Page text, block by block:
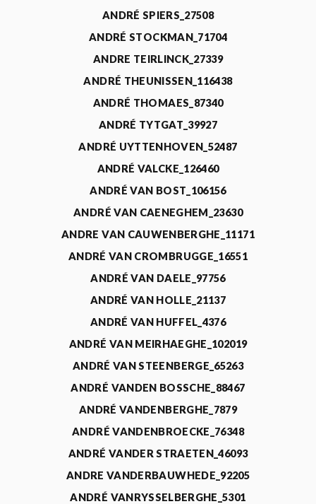
ANDRÉ SPIERS_27508
ANDRÉ STOCKMAN_71704
ANDRE TEIRLINCK_27339
ANDRÉ THEUNISSEN_116438
ANDRÉ THOMAES_87340
ANDRÉ TYTGAT_39927
ANDRÉ UYTTENHOVEN_52487
ANDRÉ VALCKE_126460
ANDRÉ VAN BOST_106156
ANDRÉ VAN CAENEGHEM_23630
ANDRE VAN CAUWENBERGHE_11171
ANDRÉ VAN CROMBRUGGE_16551
ANDRÉ VAN DAELE_97756
ANDRÉ VAN HOLLE_21137
ANDRÉ VAN HUFFEL_4376
ANDRÉ VAN MEIRHAEGHE_102019
ANDRÉ VAN STEENBERGE_65263
ANDRÉ VANDEN BOSSCHE_88467
ANDRÉ VANDENBERGHE_7879
ANDRÉ VANDENBROECKE_76348
ANDRÉ VANDER STRAETEN_46093
ANDRE VANDERBAUWHEDE_92205
ANDRÉ VANRYSSELBERGHE_5301